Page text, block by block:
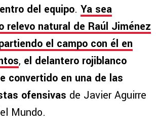
del equipo. Ya sea
relevo natural de Raúl Jiménez
el campo con él en
, el delantero rojiblanco
convertido en una de las
ofensivas de Javier Aguirre
Mundo.